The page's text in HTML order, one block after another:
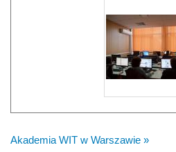
Akademia WIT w Warszawie »